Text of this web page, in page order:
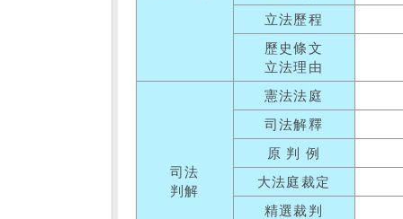
立法歷程
歷史條文
立法理由
司法
判解
憲法法庭
司法解釋
原 判 例
大法庭裁定
精選裁判